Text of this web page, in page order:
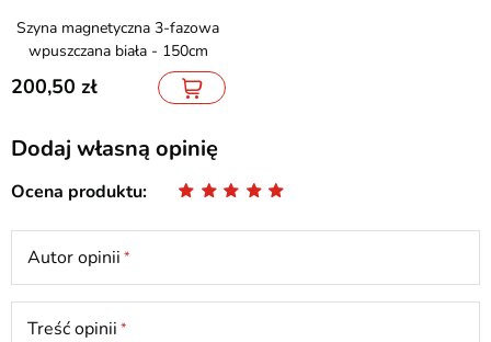
Szyna magnetyczna 3-fazowa
wpuszczana biała - 150cm
200,50
Dodaj własną opinię
Ocena produktu
Autor opinii
Treść opinii